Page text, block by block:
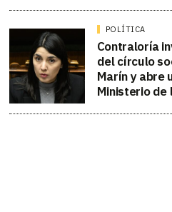
POLÍTICA
Contraloría
del círculo
Marín y abre
Ministerio de